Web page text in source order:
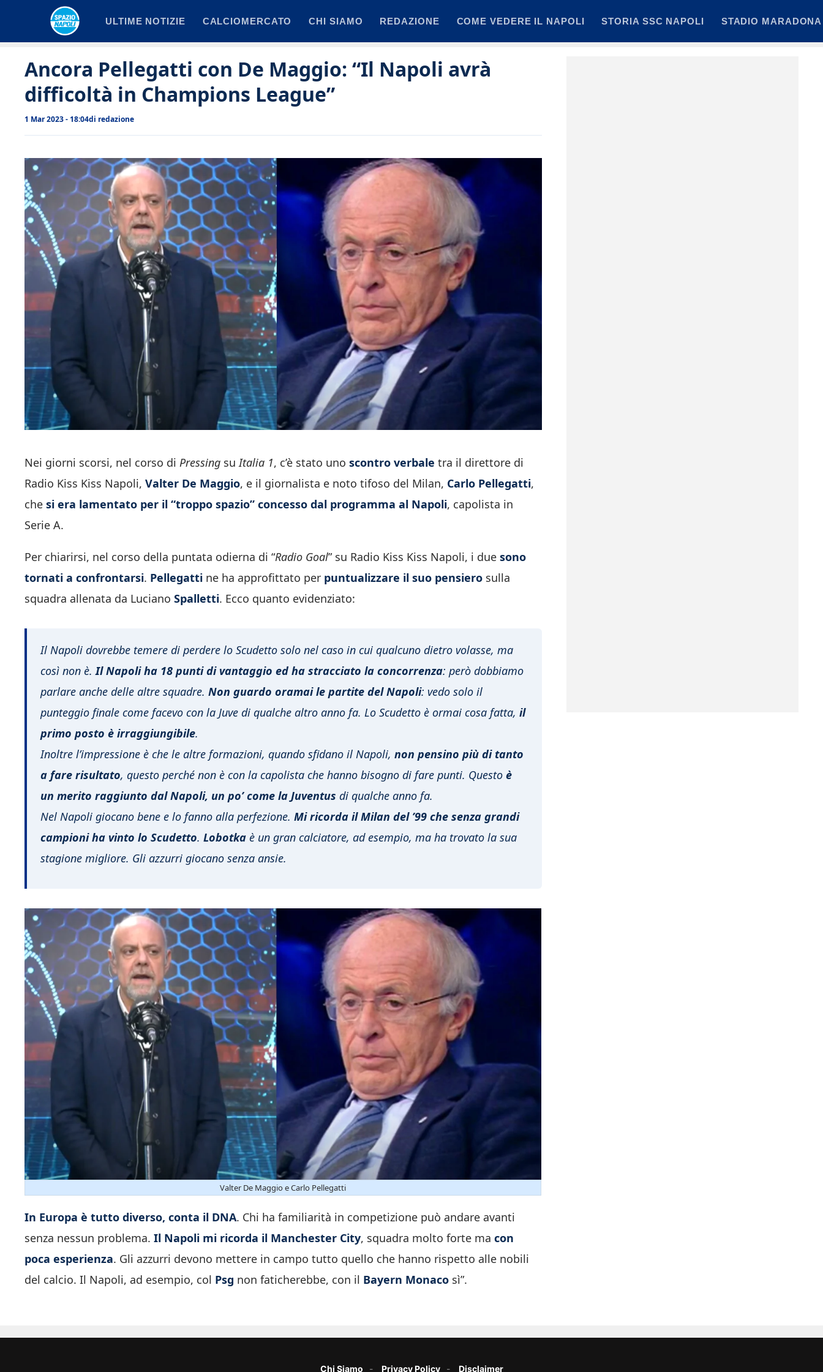
ULTIME NOTIZIE CALCIOMERCATO CHI SIAMO REDAZIONE COME VEDERE IL NAPOLI STORIA SSC NAPOLI STADIO MARADONA
Ancora Pellegatti con De Maggio: “Il Napoli avrà
difficoltà in Champions League”
1 Mar 2023 - 18:04di redazione
Nei giorni scorsi, nel corso di Pressing su Italia 1, c’è stato uno scontro verbale tra il direttore di
Radio Kiss Kiss Napoli, Valter De Maggio, e il giornalista e noto tifoso del Milan, Carlo Pellegatti,
che si era lamentato per il “troppo spazio” concesso dal programma al Napoli, capolista in
Serie A.
Per chiarirsi, nel corso della puntata odierna di “Radio Goal” su Radio Kiss Kiss Napoli, i due sono
tornati a confrontarsi. Pellegatti ne ha approfittato per puntualizzare il suo pensiero sulla
squadra allenata da Luciano Spalletti. Ecco quanto evidenziato:
Il Napoli dovrebbe temere di perdere lo Scudetto solo nel caso in cui qualcuno dietro volasse, ma
così non è.Il Napoli ha 18 punti di vantaggio ed ha stracciato la concorrenza: però dobbiamo
parlare anche delle altre squadre. Non guardo oramai le partite del Napoli: vedo solo il
punteggio finale come facevo con la Juve di qualche altro anno fa. Lo Scudetto è ormai cosa fatta, il
primo posto è irraggiungibile.
Inoltre l’impressione è che le altre formazioni, quando sfidano il Napoli, non pensino più di tanto
a fare risultato, questo perché non è con la capolista che hanno bisogno di fare punti. Questo è
un merito raggiunto dal Napoli, un po’ come la Juventus di qualche anno fa.
Nel Napoli giocano bene e lo fanno alla perfezione. Mi ricorda il Milan del ’99 che senza grandi
campioni ha vinto lo Scudetto. Lobotka è un gran calciatore, ad esempio, ma ha trovato la sua
stagione migliore. Gli azzurri giocano senza ansie.
Valter De Maggio e Carlo Pellegatti
In Europa è tutto diverso, conta il DNA. Chi ha familiarità in competizione può andare avanti
senza nessun problema. Il Napoli mi ricorda il Manchester City, squadra molto forte ma con
poca esperienza. Gli azzurri devono mettere in campo tutto quello che hanno rispetto alle nobili
del calcio. Il Napoli, ad esempio, col Psg non faticherebbe, con il Bayern Monaco sì”.
Chi Siamo Privacy Policy Disclaimer